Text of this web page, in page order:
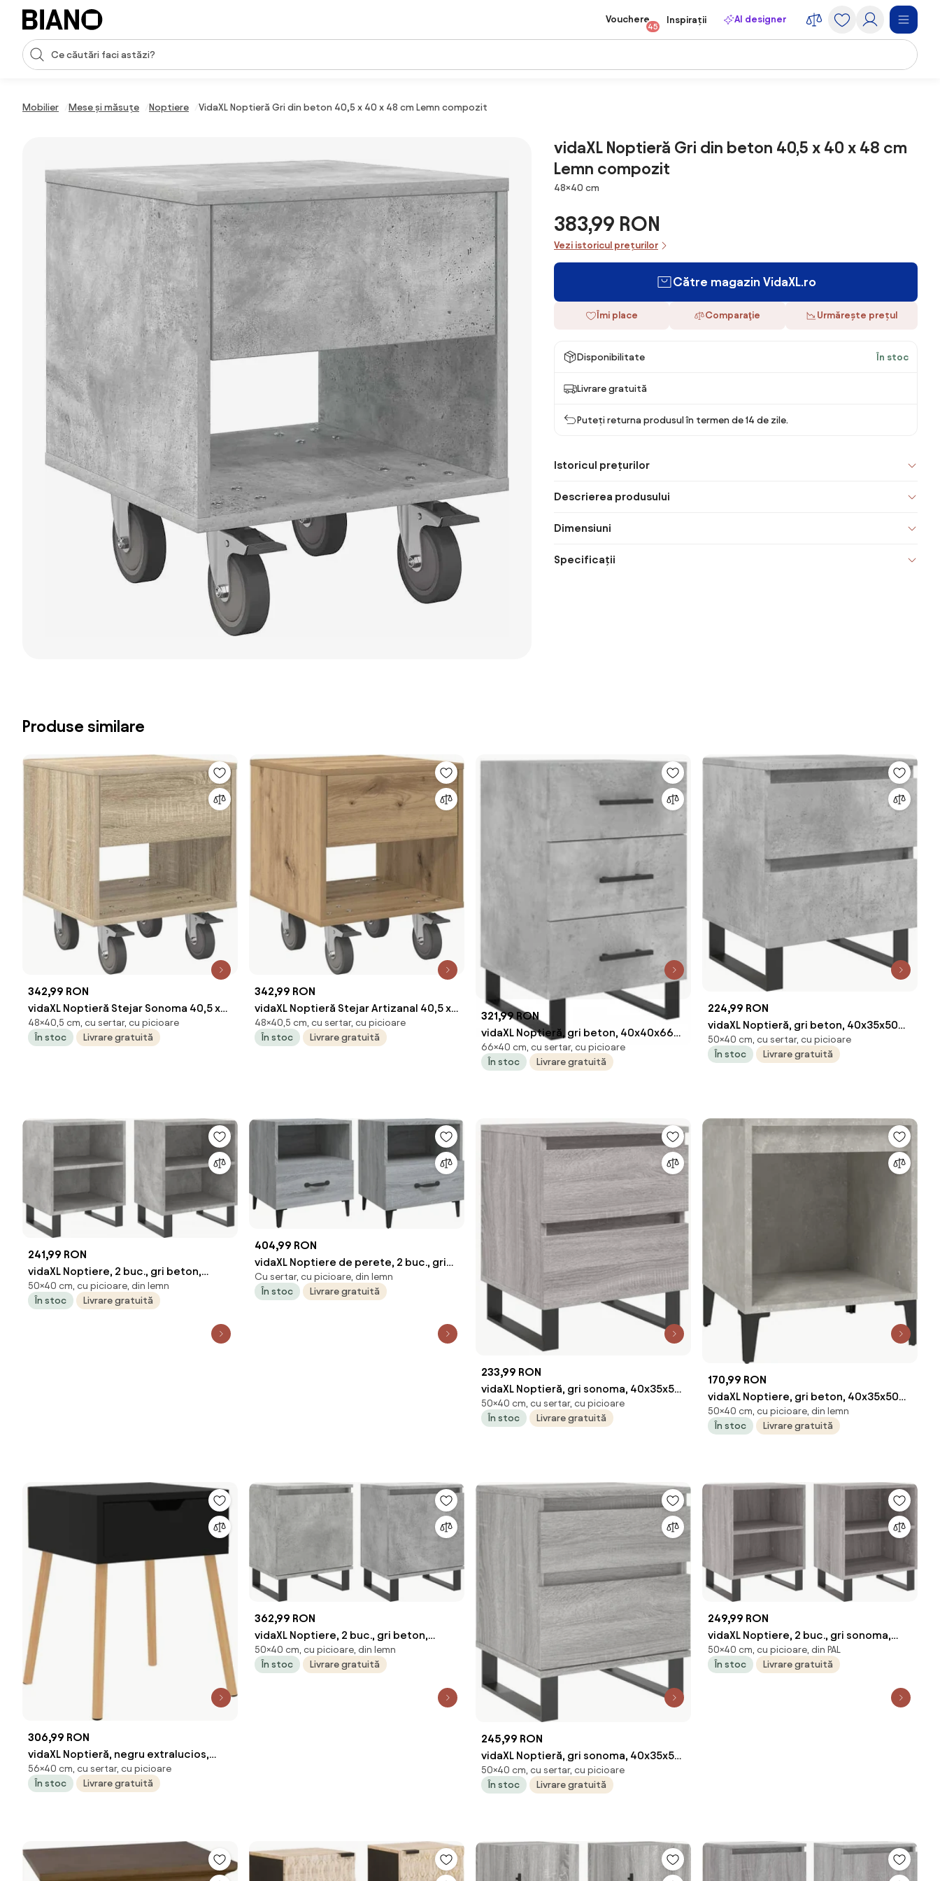
Sari peste navigare, accesează conținutul
Introducerea căutării
Vouchere
45
Inspirații AI designer
Mobilier Mese și măsuțe Noptiere VidaXL Noptieră Gri din beton 40,5 x 40 x 48 cm Lemn compozit
vidaXL Noptieră Gri din beton 40,5 x 40 x 48 cm
Lemn compozit
Dimensiuni
48×40 cm
383,99 RON
Vezi istoricul prețurilor
Către magazin VidaXL.ro
Îmi place Comparaţie Urmărește prețul
Disponibilitate În stoc
Livrare gratuită
Puteți returna produsul în termen de 14 de zile.
Istoricul prețurilor
Descrierea produsului
Dimensiuni
Specificații
Produse similare
342,99 RON
vidaXL Noptieră Stejar Sonoma 40,5 x
40 x 48 cm Lemn compozit
48×40,5 cm, cu sertar, cu picioare
În stoc
Livrare gratuită
342,99 RON
vidaXL Noptieră Stejar Artizanal 40,5 x
40 x 48 cm Lemn compozit
48×40,5 cm, cu sertar, cu picioare
În stoc
Livrare gratuită
321,99 RON
vidaXL Noptieră, gri beton, 40x40x66
cm, lemn compozit
66×40 cm, cu sertar, cu picioare
În stoc
Livrare gratuită
224,99 RON
vidaXL Noptieră, gri beton, 40x35x50
cm, lemn compozit
50×40 cm, cu sertar, cu picioare
În stoc
Livrare gratuită
241,99 RON
vidaXL Noptiere, 2 buc., gri beton,
40x30x50 cm, lemn compozit
50×40 cm, cu picioare, din lemn
În stoc
Livrare gratuită
404,99 RON
vidaXL Noptiere de perete, 2 buc., gri
sonoma, lemn prelucrat
Cu sertar, cu picioare, din lemn
În stoc
Livrare gratuită
233,99 RON
vidaXL Noptieră, gri sonoma, 40x35x50
cm, lemn compozit
50×40 cm, cu sertar, cu picioare
În stoc
Livrare gratuită
170,99 RON
vidaXL Noptiere, gri beton, 40x35x50
cm
50×40 cm, cu picioare, din lemn
În stoc
Livrare gratuită
306,99 RON
vidaXL Noptieră, negru extralucios,
40x40x56 cm, lemn prelucrat
56×40 cm, cu sertar, cu picioare
În stoc
Livrare gratuită
362,99 RON
vidaXL Noptiere, 2 buc., gri beton,
40x30x50 cm, lemn compozit
50×40 cm, cu picioare, din lemn
În stoc
Livrare gratuită
245,99 RON
vidaXL Noptieră, gri sonoma, 40x35x50
cm, lemn compozit
50×40 cm, cu sertar, cu picioare
În stoc
Livrare gratuită
249,99 RON
vidaXL Noptiere, 2 buc., gri sonoma,
40x30x50 cm, lemn compozit
50×40 cm, cu picioare, din PAL
În stoc
Livrare gratuită